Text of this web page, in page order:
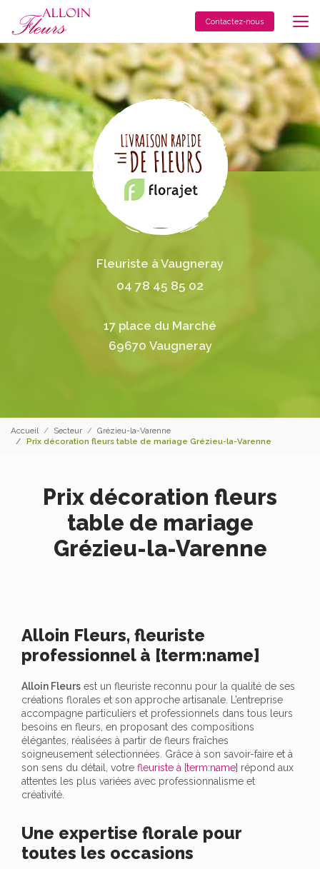
contenu
principal
Contactez-nous
Fleuriste à Vaugneray
04 78 45 85 02
17 place du Marché
69670 Vaugneray
Accueil Secteur
Grézieu-la-Varenne
Prix décoration fleurs table de mariage Grézieu-la-Varenne
Prix décoration fleurs
table de mariage
Grézieu-la-Varenne
Alloin Fleurs, fleuriste
professionnel à [term:name]
Alloin Fleurs est un fleuriste reconnu pour la qualité de ses
créations florales et son approche artisanale. L’entreprise
accompagne particuliers et professionnels dans tous leurs
besoins en fleurs, en proposant des compositions
élégantes, réalisées à partir de fleurs fraîches
soigneusement sélectionnées. Grâce à son savoir-faire et à
son sens du détail, votre fleuriste à [term:name] répond aux
attentes les plus variées avec professionnalisme et
créativité.
Une expertise florale pour
toutes les occasions